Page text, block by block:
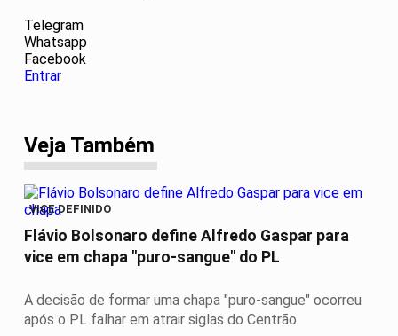
Telegram
Whatsapp
Facebook
Entrar
Veja Também
VICE DEFINIDO
Flávio Bolsonaro define Alfredo Gaspar para
vice em chapa "puro-sangue" do PL
A decisão de formar uma chapa "puro-sangue" ocorreu
após o PL falhar em atrair siglas do Centrão